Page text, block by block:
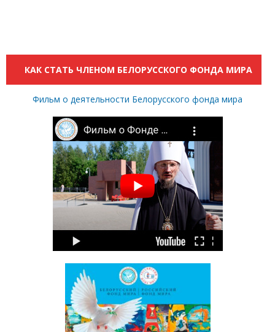
КАК СТАТЬ ЧЛЕНОМ БЕЛОРУССКОГО ФОНДА МИРА
Фильм о деятельности Белорусского фонда мира